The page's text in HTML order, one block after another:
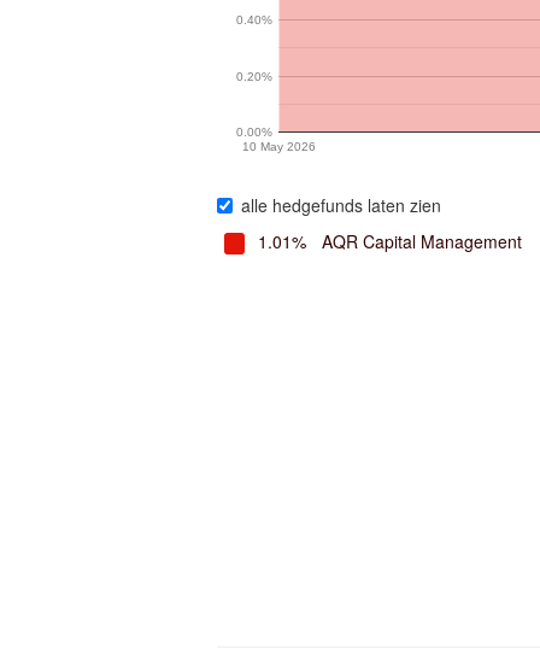
10 May 2026
0.00%
0.20%
0.40%
alle hedgefunds laten zien
1.01%
AQR Capital Management